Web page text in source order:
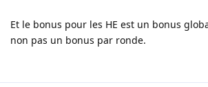
Et le bonus pour les HE est un bonus
non pas un bonus par ronde.